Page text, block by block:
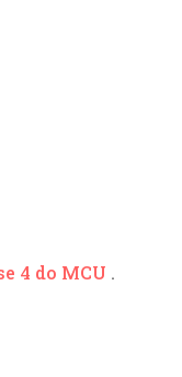
4 do MCU .